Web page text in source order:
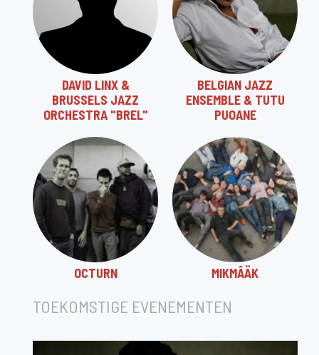
DAVID LINX &
BRUSSELS JAZZ
ORCHESTRA "BREL"
BELGIAN JAZZ
ENSEMBLE & TUTU
PUOANE
OCTURN MIKMÂÄK
TOEKOMSTIGE EVENEMENTEN